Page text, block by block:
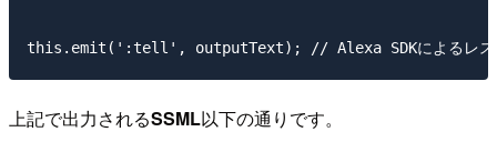
上記で出力されるSSML以下の通りです。